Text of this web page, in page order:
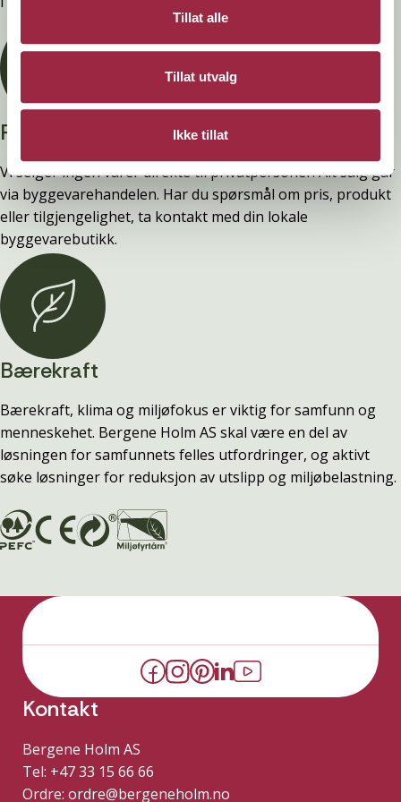
Tillat alle
Tillat utvalg
Ikke tillat
Privatperson?
Vi selger ingen varer direkte til privatpersoner. Alt salg går
via byggevarehandelen. Har du spørsmål om pris, produkt
eller tilgjengelighet, ta kontakt med din lokale
byggevarebutikk.
Bærekraft
Bærekraft, klima og miljøfokus er viktig for samfunn og
menneskehet. Bergene Holm AS skal være en del av
løsningen for samfunnets felles utfordringer, og aktivt
søke løsninger for reduksjon av utslipp og miljøbelastning.
Kontakt
Bergene Holm AS
Tel: +47 33 15 66 66
Ordre: ordre@bergeneholm.no